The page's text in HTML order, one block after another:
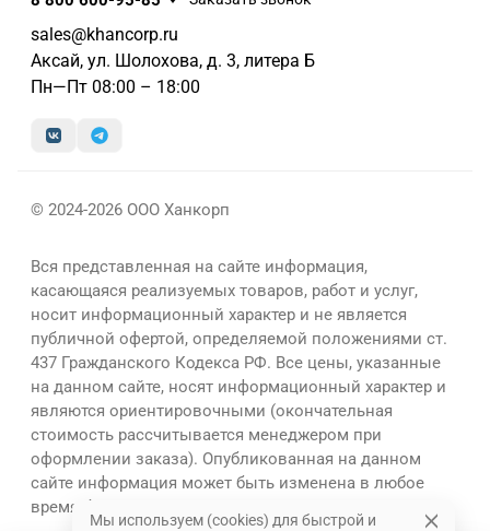
sales@khancorp.ru
Аксай, ул. Шолохова, д. 3, литера Б
Пн—Пт 08:00 – 18:00
© 2024-2026 ООО Ханкорп
Вся представленная на сайте информация,
касающаяся реализуемых товаров, работ и услуг,
носит информационный характер и не является
публичной офертой, определяемой положениями ст.
437 Гражданского Кодекса РФ. Все цены, указанные
на данном сайте, носят информационный характер и
являются ориентировочными (окончательная
стоимость рассчитывается менеджером при
оформлении заказа). Опубликованная на данном
сайте информация может быть изменена в любое
время без предварительного уведомления.
Мы используем (cookies) для быстрой и